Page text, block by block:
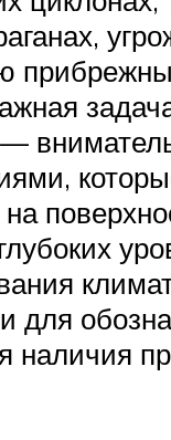
—
для
наличия